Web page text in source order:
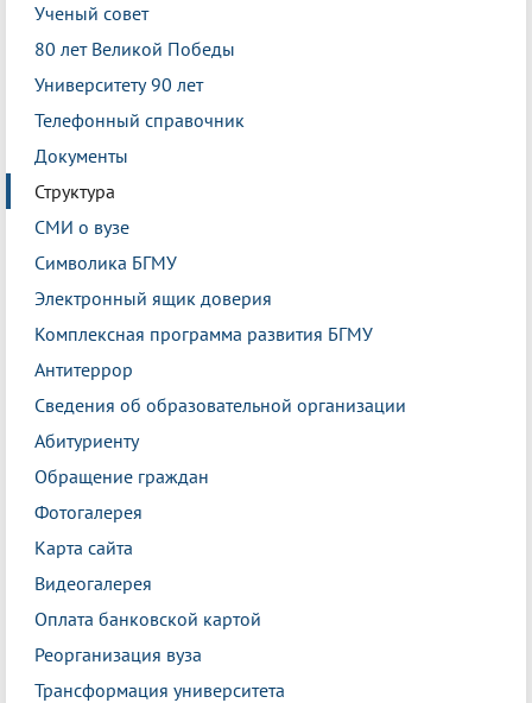
Ученый совет
80 лет Великой Победы
Университету 90 лет
Телефонный справочник
Документы
Структура
СМИ о вузе
Символика БГМУ
Электронный ящик доверия
Комплексная программа развития БГМУ
Антитеррор
Сведения об образовательной организации
Абитуриенту
Обращение граждан
Фотогалерея
Карта сайта
Видеогалерея
Оплата банковской картой
Реорганизация вуза
Трансформация университета